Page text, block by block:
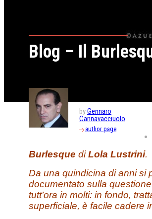
Blog – Il
byGennaro
Cannavacciuolo
author page
Burlesque diLola Lustrini.
Da una quindicina di anni si
documentato sulla
tutt’ora in molti: in fondo,
superficiale, è facile cadere